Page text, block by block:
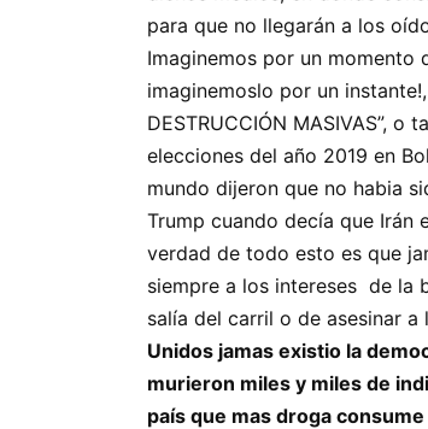
para que no llegarán a los
Imaginemos por un momento
imaginemoslo por un
DESTRUCCIÓN MASIVAS”,
elecciones del año 2019 en
mundo dijeron que no habia
Trump cuando decía que Irán
verdad de todo esto es que
siempre a los intereses de la
salía del carril o de asesinar
Unidos jamas existio la
murieron miles y miles de
país que mas droga